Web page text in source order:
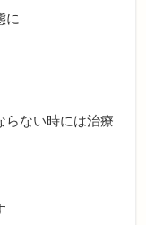
に
らない時には治療